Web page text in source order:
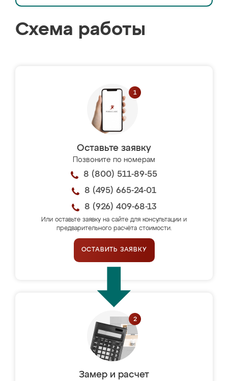
Схема работы
Оставьте заявку
Позвоните по номерам
8 (800) 511-89-55
8 (495) 665-24-01
8 (926) 409-68-13
Или оставьте заявку на сайте для консультации и
предварительного расчёта стоимости.
ОСТАВИТЬ ЗАЯВКУ
Замер и расчет